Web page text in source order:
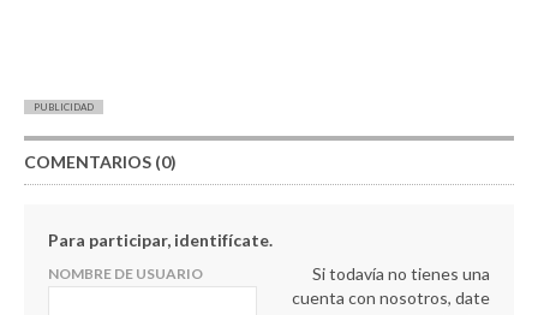
PUBLICIDAD
COMENTARIOS (0)
Para participar, identifícate.
NOMBRE DE USUARIO
Si todavía no tienes una
cuenta con nosotros, date